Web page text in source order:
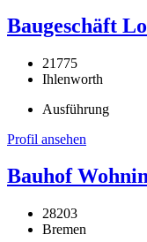
Baugeschäft
21775
Ihlenworth
Ausführung
Profil ansehen
Bauhof
28203
Bremen